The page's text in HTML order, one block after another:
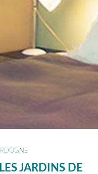
JARDINS DE